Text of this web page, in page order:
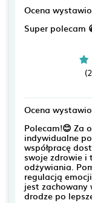
Ocena
Super polecam
Ocena
Polecam!😊 Za
indywidualne
współpracę
swoje zdrowie
odżywiania.
regulacją
jest zachowany
drodze po